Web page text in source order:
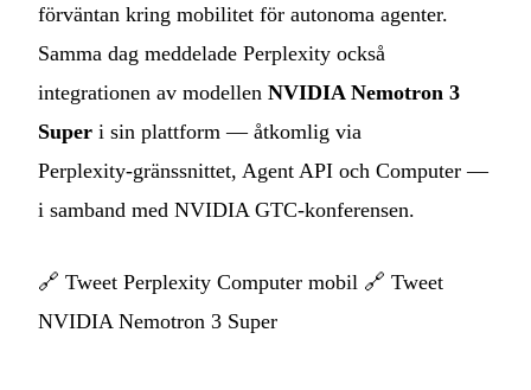
förväntan kring mobilitet för autonoma agenter.
Samma dag meddelade Perplexity också
integrationen av modellen NVIDIA Nemotron 3
Super i sin plattform — åtkomlig via
Perplexity‑gränssnittet, Agent API och Computer —
i samband med NVIDIA GTC‑konferensen.
🔗 Tweet Perplexity Computer mobil 🔗 Tweet
NVIDIA Nemotron 3 Super